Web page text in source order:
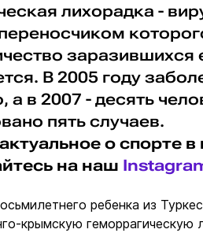
лихорадка -
заразившихся
В 2005 году
а в 2007 - десять
пять случаев.
о спорте
на наш
ребенка из
крымскую геморрагическую